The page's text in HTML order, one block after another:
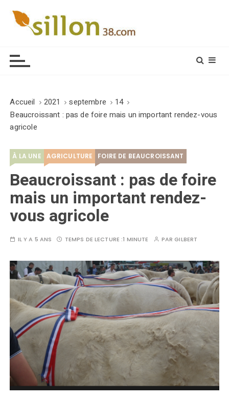
Accueil 2021 septembre
14
Beaucroissant : pas de foire mais un important rendez-vous
agricole
À LA UNE AGRICULTURE FOIRE DE BEAUCROISSANT
Beaucroissant : pas de foire
mais un important rendez-
vous agricole
IL Y A 5 ANS TEMPS DE LECTURE :1 MINUTE PARGILBERT